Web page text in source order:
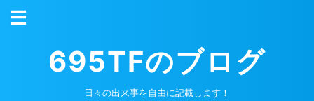
695TFのブログ
日々の出来事を自由に記載します！